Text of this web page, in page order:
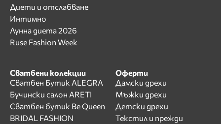
Диети и отслабване
Интимно
Лунна диета 2026
Ruse Fashion Week
Сватбени колекции
Сватбен Бутик ALEGRA
Бучински салон ARETI
Сватбен бутик Be Queen
BRIDAL FASHION
Оферти
Дамски дрехи
Мъжки дрехи
Детски дрехи
Текстил и прежди